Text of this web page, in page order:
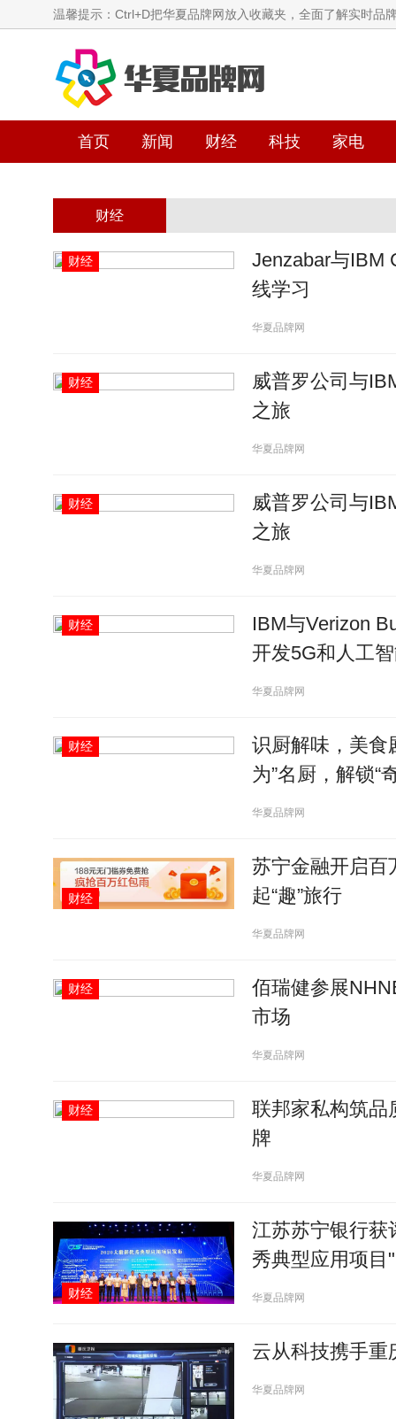
温馨提示：Ctrl+D把华夏品牌网放入收藏夹，全面了解实时品
首页 新闻 财经 科技 家电
财经
财经
Jenzabar与IBM
线学习
华夏品牌网
财经
威普罗公司与
之旅
华夏品牌网
财经
威普罗公司与
之旅
华夏品牌网
财经
IBM与Verizon
开发5G和人工
华夏品牌网
财经
识厨解味，美食
为”名厨，解锁“
华夏品牌网
财经
苏宁金融开启百
起“趣”旅行
华夏品牌网
财经
佰瑞健参展
市场
华夏品牌网
财经
联邦家私构筑品
牌
华夏品牌网
财经
江苏苏宁银行获
秀典型应用项目"
华夏品牌网
云从科技携手重
华夏品牌网